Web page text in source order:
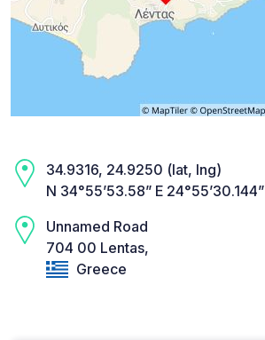
34.9316, 24.9250 (lat, lng)
N 34°55’53.58” E 24°55’30.144”
Unnamed Road
704 00 Lentas,
Greece